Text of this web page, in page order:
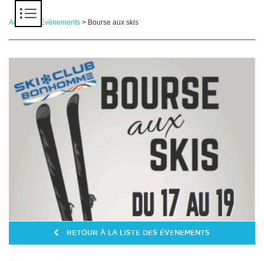
Accueil Événements > Bourse aux skis
RETOUR À LA LISTE DES ÉVENEMENTS